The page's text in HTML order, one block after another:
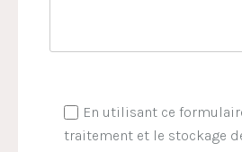
En utilisant ce
traitement et le stockage